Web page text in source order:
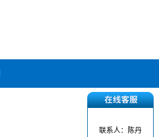
联系人：陈丹